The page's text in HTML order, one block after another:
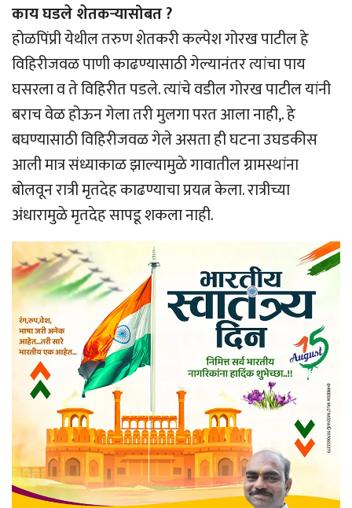
काय घडले शेतकर्‍यासोबत ?
होळपिंप्री येथील तरुण शेतकरी कल्पेश गोरख पाटील हे
विहिरीजवळ पाणी काढण्यासाठी गेल्यानंतर त्यांचा पाय
घसरला व ते विहिरीत पडले. त्यांचे वडील गोरख पाटील यांनी
बराच वेळ होऊन गेला तरी मुलगा परत आला नाही,. हे
बघण्यासाठी विहिरीजवळ गेले असता ही घटना उघडकीस
आली मात्र संध्याकाळ झाल्यामुळे गावातील ग्रामस्थांना
बोलवून रात्री मृतदेह काढण्याचा प्रयत्न केला. रात्रीच्या
अंधारामुळे मृतदेह सापडू शकला नाही.